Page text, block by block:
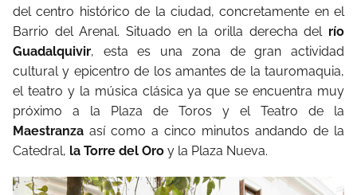
del centro histórico de la ciudad, concretamente en el
Barrio del Arenal. Situado en la orilla derecha del río
Guadalquivir, esta es una zona de gran actividad
cultural y epicentro de los amantes de la tauromaquia,
el teatro y la música clásica ya que se encuentra muy
próximo a la Plaza de Toros y el Teatro de la
Maestranza así como a cinco minutos andando de la
Catedral, la Torre del Oro y la Plaza Nueva.